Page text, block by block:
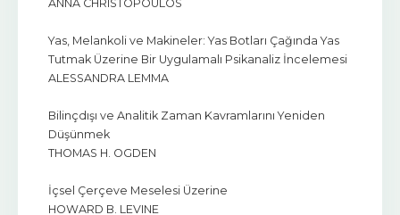
ANNA CHRISTOPOULOS
Yas, Melankoli ve Makineler: Yas Botları Çağında Yas
Tutmak Üzerine Bir Uygulamalı Psikanaliz İncelemesi
ALESSANDRA LEMMA
Bilinçdışı ve Analitik Zaman Kavramlarını Yeniden
Düşünmek
THOMAS H. OGDEN
İçsel Çerçeve Meselesi Üzerine
HOWARD B. LEVINE